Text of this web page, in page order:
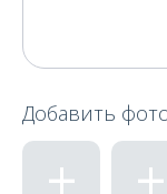
Добавить